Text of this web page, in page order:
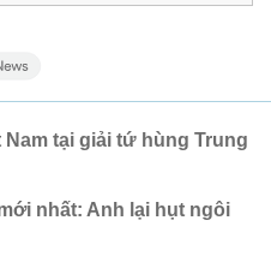
Nam tại giải tứ hùng Trung
nhất: Anh lại hụt ngôi